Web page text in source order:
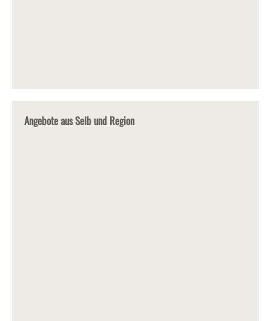
Angebote aus Selb und Region